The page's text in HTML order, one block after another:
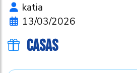
katia
13/03/2026
CASAS